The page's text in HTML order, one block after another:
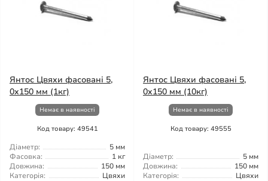
Янтос Цвяхи фасовані 5,
0x150 мм (1кг)
Немає в наявності
Код товару: 49541
Діаметр:
5 мм
Фасовка:
1 кг
Довжина:
150 мм
Категорія:
Цвяхи
Янтос Цвяхи фасовані 5,
0x150 мм (10кг)
Немає в наявності
Код товару: 49555
Діаметр:
5 мм
Довжина:
150 мм
Категорія:
Цвяхи